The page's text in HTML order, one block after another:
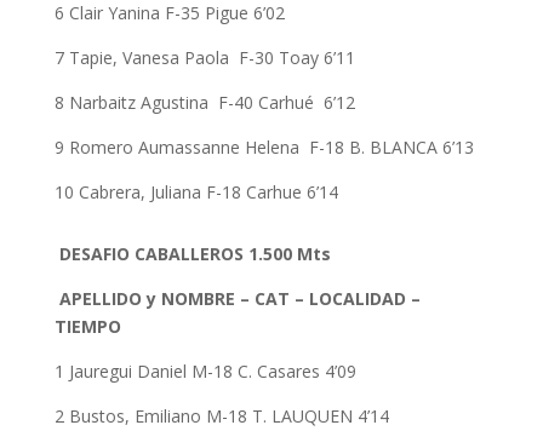
6 Clair Yanina F-35 Pigue 6’02
7 Tapie, Vanesa Paola F-30 Toay 6’11
8 Narbaitz Agustina F-40 Carhué 6’12
9 Romero Aumassanne Helena F-18 B. BLANCA 6’13
10 Cabrera, Juliana F-18 Carhue 6’14
DESAFIO CABALLEROS 1.500 Mts
APELLIDO y NOMBRE – CAT – LOCALIDAD –
TIEMPO
1 Jauregui Daniel M-18 C. Casares 4’09
2 Bustos, Emiliano M-18 T. LAUQUEN 4’14